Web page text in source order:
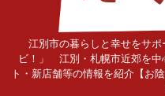
江別市の暮らしと幸せをサ
ビ！」 江別・札幌市近郊を中
ト・新店舗等の情報を紹介【お